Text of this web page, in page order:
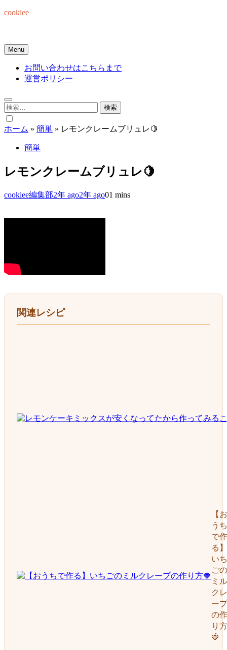
Skip
cookiee
Menu
お問い合わせはこちらまで
運営ポリシー
検
索:
ホーム » 簡単 » レモンクレームブリュレ🍋
簡単
レモンクレームブリュレ🍋
cookiee編集部2年 ago2年 ago01 mins
関連レシピ
【お
うち
で作
る】
いち
ごの
ミル
クレ
ープ
の作
り方
🍓